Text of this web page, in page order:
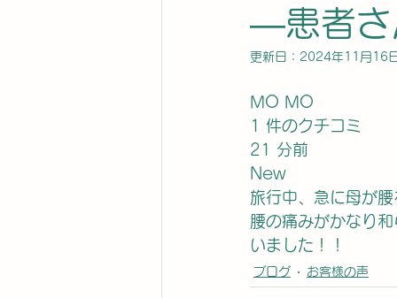
―患者さ
更新日： 2024年11月16
MO MO
1 件のクチコミ
21 分前
New
旅行中、急に母が
腰の痛みがかなり
いました！！
ブログ お客様の声